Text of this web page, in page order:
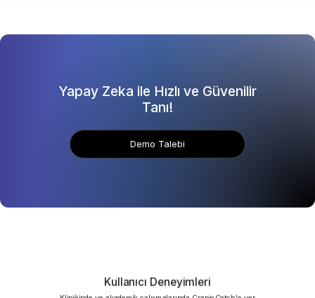
Yapay Zeka ile Hızlı ve Güvenilir
Tanı!
Demo Talebi
Kullanıcı Deneyimleri